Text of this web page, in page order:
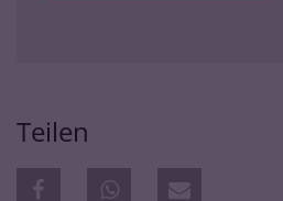
Teilen